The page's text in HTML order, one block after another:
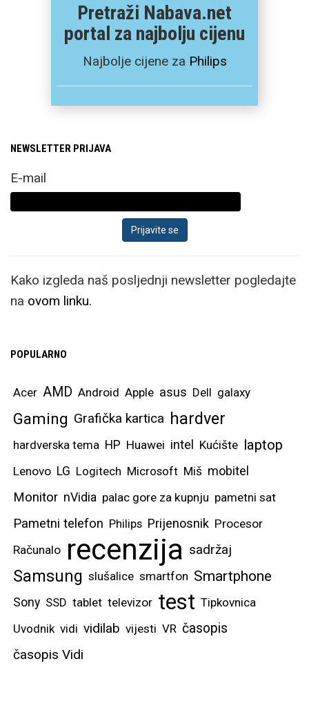
Pretraži Nabava.net
portal za najbolju cijenu
Najbolje cijene za Philips
NEWSLETTER PRIJAVA
E-mail
Kako izgleda naš posljednji newsletter pogledajte
na ovom linku.
POPULARNO
Acer AMD Android Apple asus Dell galaxy
Gaming Grafička kartica hardver
hardverska tema HP Huawei intel Kućište laptop
Lenovo LG Logitech Microsoft Miš mobitel
Monitor nVidia palac gore za kupnju pametni sat
Pametni telefon Philips Prijenosnik Procesor
Računalo recenzija sadržaj
Samsung slušalice smartfon Smartphone
Sony SSD tablet televizor test Tipkovnica
Uvodnik vidi vidilab vijesti VR časopis
časopis Vidi